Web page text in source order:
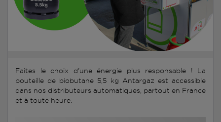
Faites le choix d'une énergie plus responsable ! La
bouteille de biobutane 5,5 kg Antargaz est accessible
dans nos distributeurs automatiques, partout en France
et à toute heure.